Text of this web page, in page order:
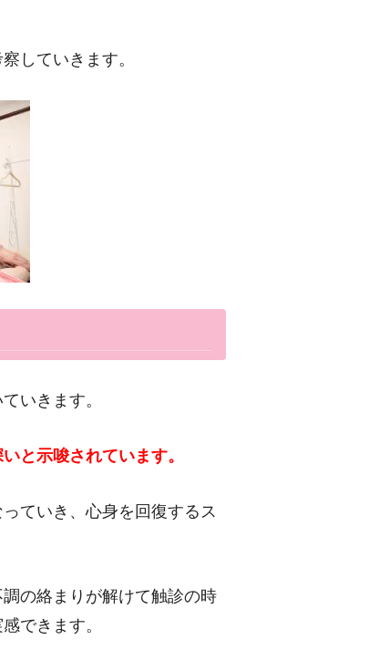
していきます。
いきます。
と示唆されています。
ていき、心身を回復するス
の絡まりが解けて触診の時
できます。